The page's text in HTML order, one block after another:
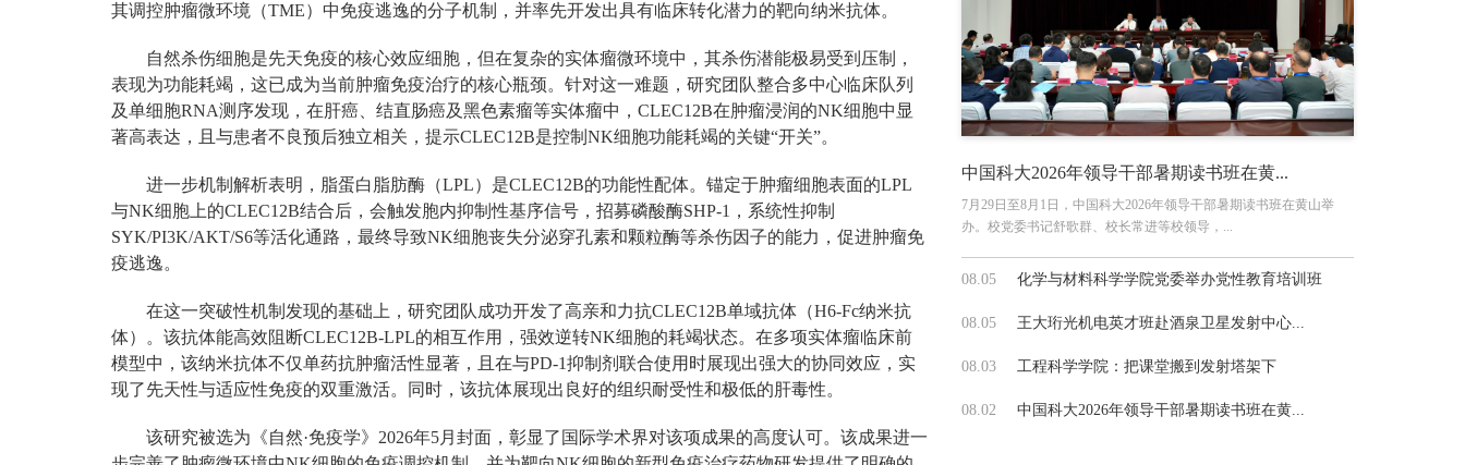
其调控肿瘤微环境（TME）中免疫逃逸的分子机制，并率先开发出具有临床转化潜力的靶向纳米抗体。
自然杀伤细胞是先天免疫的核心效应细胞，但在复杂的实体瘤微环境中，其杀伤潜能极易受到压制，
表现为功能耗竭，这已成为当前肿瘤免疫治疗的核心瓶颈。针对这一难题，研究团队整合多中心临床队列
及单细胞RNA测序发现，在肝癌、结直肠癌及黑色素瘤等实体瘤中，CLEC12B在肿瘤浸润的NK细胞中显
著高表达，且与患者不良预后独立相关，提示CLEC12B是控制NK细胞功能耗竭的关键“开关”。
进一步机制解析表明，脂蛋白脂肪酶（LPL）是CLEC12B的功能性配体。锚定于肿瘤细胞表面的LPL
与NK细胞上的CLEC12B结合后，会触发胞内抑制性基序信号，招募磷酸酶SHP-1，系统性抑制
SYK/PI3K/AKT/S6等活化通路，最终导致NK细胞丧失分泌穿孔素和颗粒酶等杀伤因子的能力，促进肿瘤免
疫逃逸。
在这一突破性机制发现的基础上，研究团队成功开发了高亲和力抗CLEC12B单域抗体（H6-Fc纳米抗
体）。该抗体能高效阻断CLEC12B-LPL的相互作用，强效逆转NK细胞的耗竭状态。在多项实体瘤临床前
模型中，该纳米抗体不仅单药抗肿瘤活性显著，且在与PD-1抑制剂联合使用时展现出强大的协同效应，实
现了先天性与适应性免疫的双重激活。同时，该抗体展现出良好的组织耐受性和极低的肝毒性。
该研究被选为《自然·免疫学》2026年5月封面，彰显了国际学术界对该项成果的高度认可。该成果进一
中国科大2026年领导干部暑期读书班在黄...
7月29日至8月1日，中国科大2026年领导干部暑期读书班在黄山举
办。校党委书记舒歌群、校长常进等校领导，...
08.05 化学与材料科学学院党委举办党性教育培训班
08.05 王大珩光机电英才班赴酒泉卫星发射中心...
08.03 工程科学学院：把课堂搬到发射塔架下
08.02 中国科大2026年领导干部暑期读书班在黄...